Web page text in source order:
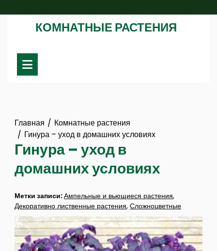
к
содержимомуКОМНАТНЫЕ РАСТЕНИЯ
Главная
Комнатные растения
Гинура – уход в домашних условиях
Гинура – уход в
домашних условиях
Метки записи:Ампельные и вьющиеся растения,
Декоративно лиственные растения, Сложноцветные